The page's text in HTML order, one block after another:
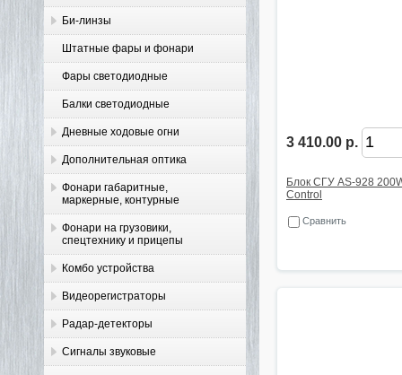
Би-линзы
Штатные фары и фонари
Фары светодиодные
Балки светодиодные
Дневные ходовые огни
Дополнительная оптика
Фонари габаритные,
маркерные, контурные
Фонари на грузовики,
спецтехнику и прицепы
Комбо устройства
Видеорегистраторы
Радар-детекторы
Сигналы звуковые
3 410.00 р.
Блок СГУ AS-928
Control
Сравнить